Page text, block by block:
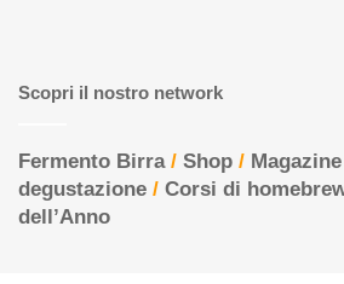
Scopri il nostro network
Fermento Birra/ Shop / Magazine
degustazione / Corsi di
dell’Anno